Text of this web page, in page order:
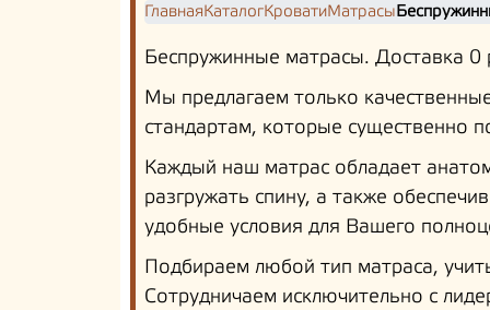
ГлавнаяКаталогКроватиМатрасы
Беспружинные матрасы. Доставка 0
Мы предлагаем только
стандартам, которые существенно
Каждый наш матрас обладает
разгружать спину, а также
удобные условия для Вашего
Подбираем любой тип матраса,
Сотрудничаем исключительно с